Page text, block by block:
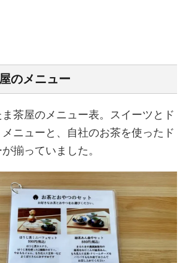
のメニュー
茶屋のメニュー表。スイーツとド
ニューと、自社のお茶を使ったド
揃っていました。